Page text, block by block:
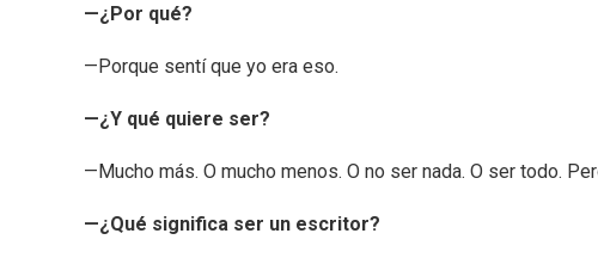
—¿Por qué?
—Porque sentí que yo era eso.
—¿Y qué quiere ser?
—Mucho más. O mucho menos. O no ser nada. O ser todo.
—¿Qué significa ser un escritor?